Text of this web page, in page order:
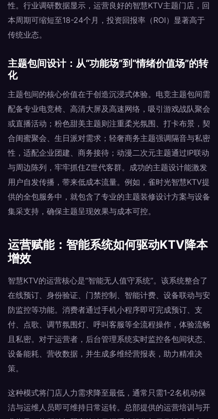
性。行业调研数据显示，运营良好的智慧KTV主题门店，回
本周期可缩短至18-24个月，投资回报率（ROI）显著高于
传统业态。
主题包间设计：从“功能场”到“情绪价值场”的转
化
主题包间的核心价值在于创造沉浸式体验。电竞主题包间需
配备专业电竞椅、高清大屏及高速网络，吸引游戏战队聚会
或直播活动；粉色甜美主题则注重柔光氛围、打卡布景，契
合闺蜜聚会、生日派对需求；轻奢商务主题强调隔音与私密
性，适配企业团建、商务接待；动漫二次元主题通过IP联动
与周边陈列，牢牢抓住Z世代客群。成功的主题设计能激发
用户自发传播，带来低成本流量。例如，雀时光智慧KTV提
供的全包服务中，就包含了专业的主题装修设计方案与设备
集采支持，确保主题呈现效果与成本可控。
运营赋能：智能系统如何驱动KTV降本
增效
智慧KTV的运营核心是“智能无人值守系统”。该系统整合了
在线预订、身份验证、门禁控制、智能计费、设备联动与安
防监控等功能。消费者通过手机小程序即可完成预订、支
付、点歌、调节氛围灯、呼叫客服等全流程操作，体验流畅
且私密。对于运营者，后台管理系统实时监控各包间状态、
设备能耗、营收数据，并生成多维经营报表，助力精准决
策。
这种模式将门店人力需求降至最低，通常只需1-2名机动保
洁与运维人员即可维持日常运转。总部提供的运营培训与开